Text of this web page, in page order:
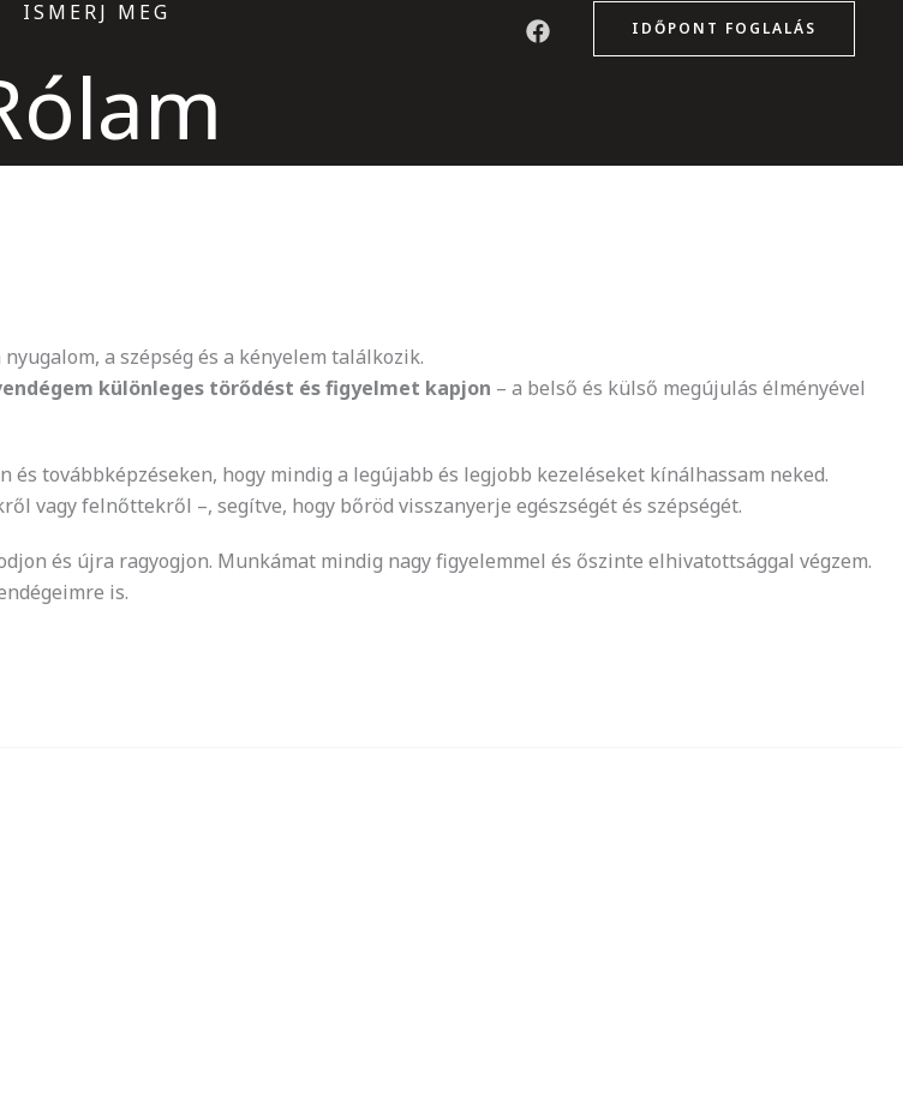
IDŐPONT FOGLALÁS
ISMERJ MEG
a szépség és a kényelem találkozik.
különleges törődést és figyelmet kapjon – a belső és külső megújulás élményével
továbbképzéseken, hogy mindig a legújabb és legjobb kezeléseket kínálhassam neked.
vagy felnőttekről –, segítve, hogy bőröd visszanyerje egészségét és szépségét.
és újra ragyogjon. Munkámat mindig nagy figyelemmel és őszinte elhivatottsággal végzem.
is.